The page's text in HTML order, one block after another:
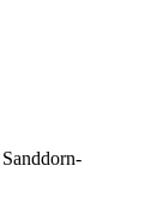
Sanddorn-